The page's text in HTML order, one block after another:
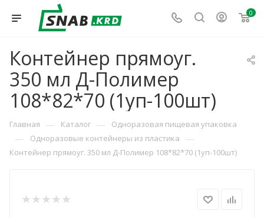
0
Контейнер прямоуг.
350 мл Д-Полимер
108*82*70 (1уп-100шт)
Главная — Каталог — Одноразовая пищевая упаковка
— Одноразовые контейнеры из пластика —
Контейнер прямоуг. 350 мл Д-Полимер 108*82*70 (1уп-100шт)